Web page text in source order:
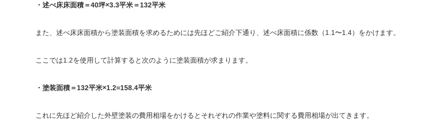
・述べ床床面積＝40坪×3.3平米＝132平米
また、述べ床床面積から塗装面積を求めるためには先ほどご紹介下通り、述べ床面積に係数（1.1〜1.4）をかけます。
ここでは1.2を使用して計算すると次のように塗装面積が求まります。
・塗装面積＝132平米×1.2=158.4平米
これに先ほど紹介した外壁塗装の費用相場をかけるとそれぞれの作業や塗料に関する費用相場が出てきます。